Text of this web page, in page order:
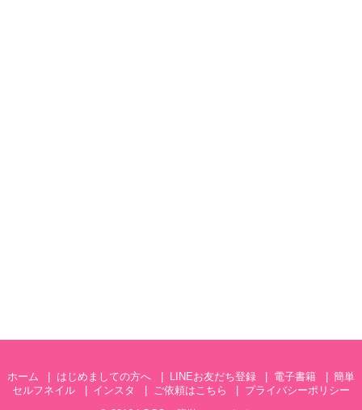
ホーム はじめましての方へ LINEお友だち登録 電子書籍
簡単
セルフネイル
インスタ ご依頼はこちら
プライバシーポリシー